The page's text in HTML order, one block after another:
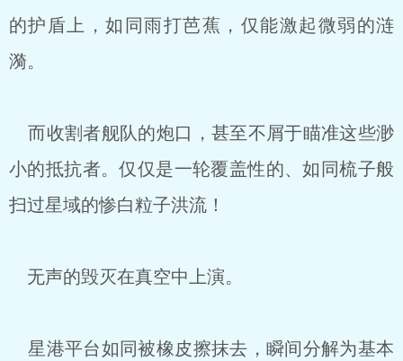
的护盾上，如同雨打芭蕉，仅能激起微弱的涟
漪。
而收割者舰队的炮口，甚至不屑于瞄准这些渺
小的抵抗者。仅仅是一轮覆盖性的、如同梳子般
扫过星域的惨白粒子洪流！
无声的毁灭在真空中上演。
星港平台如同被橡皮擦抹去，瞬间分解为基本